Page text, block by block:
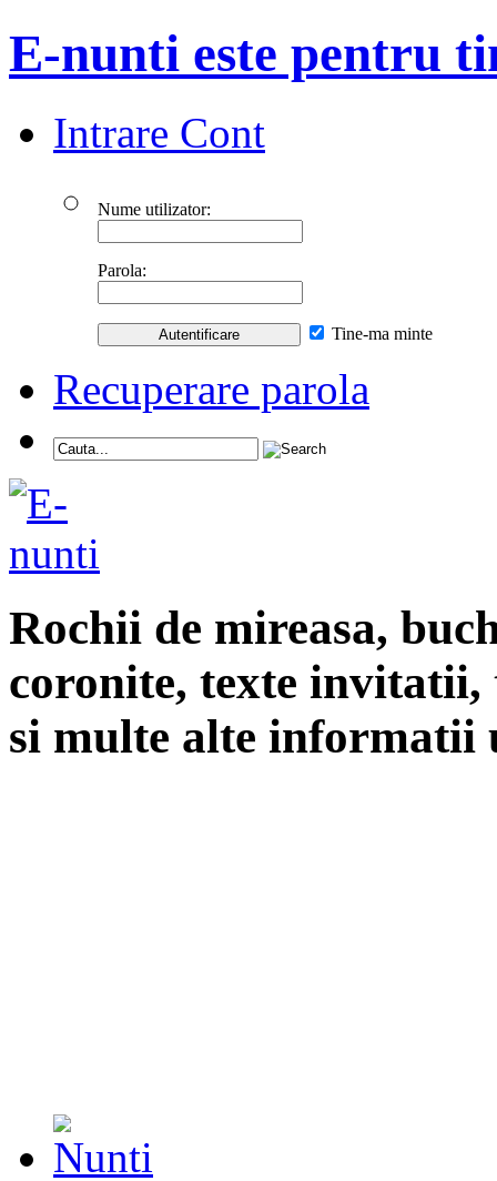
E-nunti este pentru
Intrare Cont
Nume utilizator:
Parola:
Tine-ma minte
Recuperare parola
Rochii de mireasa,
coronite, texte
si multe alte informatii